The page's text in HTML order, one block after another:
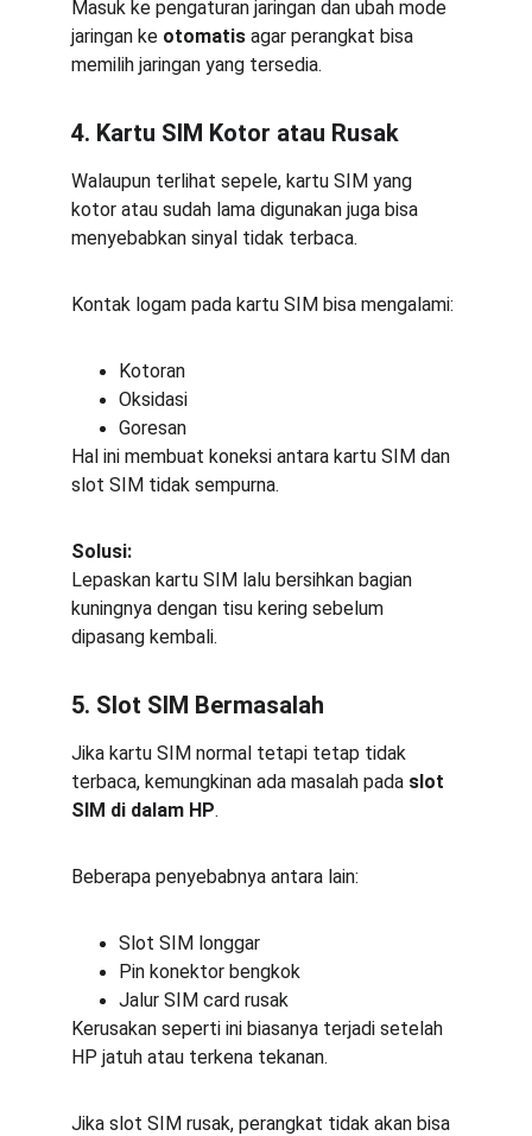
Masuk ke pengaturan jaringan dan ubah mode
jaringan ke otomatis agar perangkat bisa
memilih jaringan yang tersedia.
4. Kartu SIM Kotor atau Rusak
Walaupun terlihat sepele, kartu SIM yang
kotor atau sudah lama digunakan juga bisa
menyebabkan sinyal tidak terbaca.
Kontak logam pada kartu SIM bisa mengalami:
Kotoran
Oksidasi
Goresan
Hal ini membuat koneksi antara kartu SIM dan
slot SIM tidak sempurna.
Solusi:
Lepaskan kartu SIM lalu bersihkan bagian
kuningnya dengan tisu kering sebelum
dipasang kembali.
5. Slot SIM Bermasalah
Jika kartu SIM normal tetapi tetap tidak
terbaca, kemungkinan ada masalah pada slot
SIM di dalam HP.
Beberapa penyebabnya antara lain:
Slot SIM longgar
Pin konektor bengkok
Jalur SIM card rusak
Kerusakan seperti ini biasanya terjadi setelah
HP jatuh atau terkena tekanan.
Jika slot SIM rusak, perangkat tidak akan bisa